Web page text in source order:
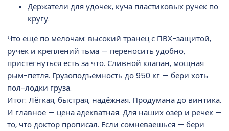
Держатели для удочек, куча пластиковых ручек по
кругу.
Что ещё по мелочам: высокий транец с ПВХ-защитой,
ручек и креплений тьма — переносить удобно,
пристегнуться есть за что. Сливной клапан, мощная
рым-петля. Грузоподъёмность до 950 кг — бери хоть
пол-лодки груза.
Итог: Лёгкая, быстрая, надёжная. Продумана до винтика.
И главное — цена адекватная. Для наших озёр и речек —
то, что доктор прописал. Если сомневаешься — бери